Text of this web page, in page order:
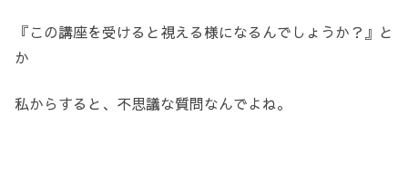
『この講座を受けると視える様になるんでしょうか？』と
か
私からすると、不思議な質問なんでよね。